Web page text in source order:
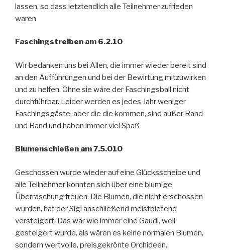
lassen, so dass letztendlich alle Teilnehmer zufrieden
waren
Faschingstreiben am 6.2.10
Wir bedanken uns bei Allen, die immer wieder bereit sind
an den Aufführungen und bei der Bewirtung mitzuwirken
und zu helfen. Ohne sie wäre der Faschingsball nicht
durchführbar. Leider werden es jedes Jahr weniger
Faschingsgäste, aber die die kommen, sind außer Rand
und Band und haben immer viel Spaß
Blumenschießen am 7.5.010
Geschossen wurde wieder auf eine Glücksscheibe und
alle Teilnehmer konnten sich über eine blumige
Überraschung freuen. Die Blumen, die nicht erschossen
wurden, hat der Sigi anschließend meistbietend
versteigert. Das war wie immer eine Gaudi, weil
gesteigert wurde, als wären es keine normalen Blumen,
sondern wertvolle, preisgekrönte Orchideen.